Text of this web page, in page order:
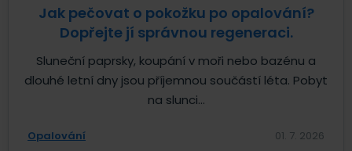
Jak pečovat o pokožku po opalování?
Dopřejte jí správnou regeneraci.
Sluneční paprsky, koupání v moři nebo bazénu a
dlouhé letní dny jsou příjemnou součástí léta. Pobyt
na slunci...
Opalování 01. 7. 2026